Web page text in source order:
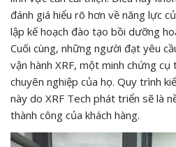
đánh giá hiểu rõ hơn về năng lực
lập kế hoạch đào tạo bồi dưỡng
Cuối cùng, những người đạt yêu
vận hành XRF, một minh chứng
chuyên nghiệp của họ. Quy trình
này do XRF Tech phát triển sẽ là
thành công của khách hàng.